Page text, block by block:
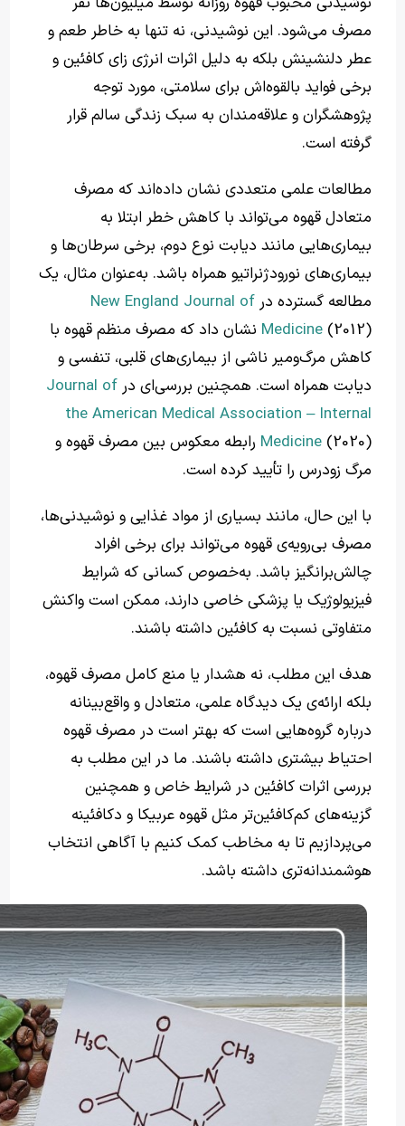
مصرف می‌شود. این نوشیدنی، نه تنها به خاطر طعم و
عطر دلنشینش بلکه به دلیل اثرات انرژی زای کافئین و
برخی فواید بالقوه‌اش برای سلامتی، مورد توجه
پژوهشگران و علاقه‌مندان به سبک زندگی سالم قرار
گرفته است.
مطالعات علمی متعددی نشان داده‌اند که مصرف
متعادل قهوه می‌تواند با کاهش خطر ابتلا به
بیماری‌هایی مانند دیابت نوع دوم، برخی سرطان‌ها و
بیماری‌های نورودژنراتیو همراه باشد. به‌عنوان مثال، یک
مطالعه گسترده درNew England Journal of
Medicine (2012) نشان داد که مصرف منظم قهوه با
کاهش مرگ‌ومیر ناشی از بیماری‌های قلبی، تنفسی و
دیابت همراه است. همچنین بررسی‌ای درJournal of
the American Medical Association – Internal
Medicine (2020) رابطه معکوس بین مصرف قهوه و
مرگ زودرس را تأیید کرده است.
با این حال، مانند بسیاری از مواد غذایی و نوشیدنی‌ها،
مصرف بی‌رویه‌ی قهوه می‌تواند برای برخی افراد
چالش‌برانگیز باشد. به‌خصوص کسانی که شرایط
فیزیولوژیک یا پزشکی خاصی دارند، ممکن است واکنش
متفاوتی نسبت به کافئین داشته باشند.
هدف این مطلب، نه هشدار یا منع کامل مصرف قهوه،
بلکه ارائه‌ی یک دیدگاه علمی، متعادل و واقع‌بینانه
درباره‌ گروه‌هایی است که بهتر است در مصرف قهوه
احتیاط بیشتری داشته باشند. ما در این مطلب به
بررسی اثرات کافئین در شرایط خاص و همچنین
گزینه‌های کم‌کافئین‌تر مثل قهوه عربیکا و دکافئینه
می‌پردازیم تا به مخاطب کمک کنیم با آگاهی انتخاب
هوشمندانه‌تری داشته باشد.